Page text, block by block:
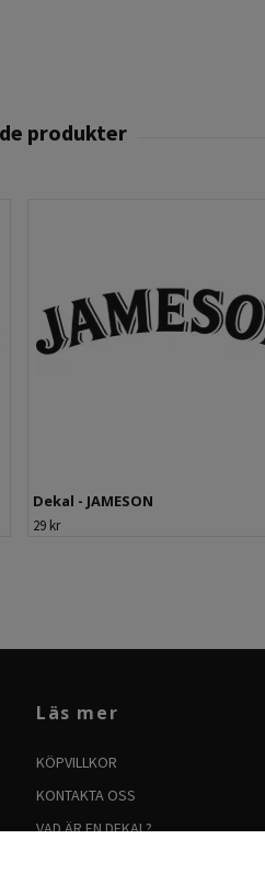
Dekal - JAMESON
29 kr
Läs mer
KÖPVILLKOR
KONTAKTA OSS
VAD ÄR EN DEKAL?